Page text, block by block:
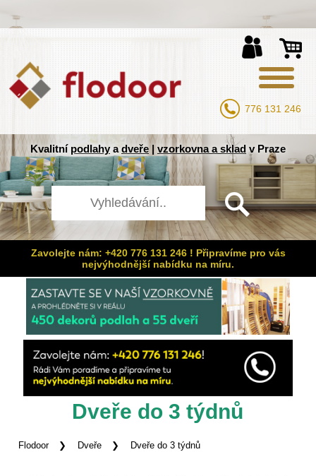
776 131 246
Kvalitní podlahyadveře| vzorkovna a sklad v Praze
Zavolejte nám: +420 776 131 246 ! Připravíme pro vás
nejvýhodnější nabídku na míru.
Dveře do 3 týdnů
Flodoor Dveře Dveře do 3 týdnů